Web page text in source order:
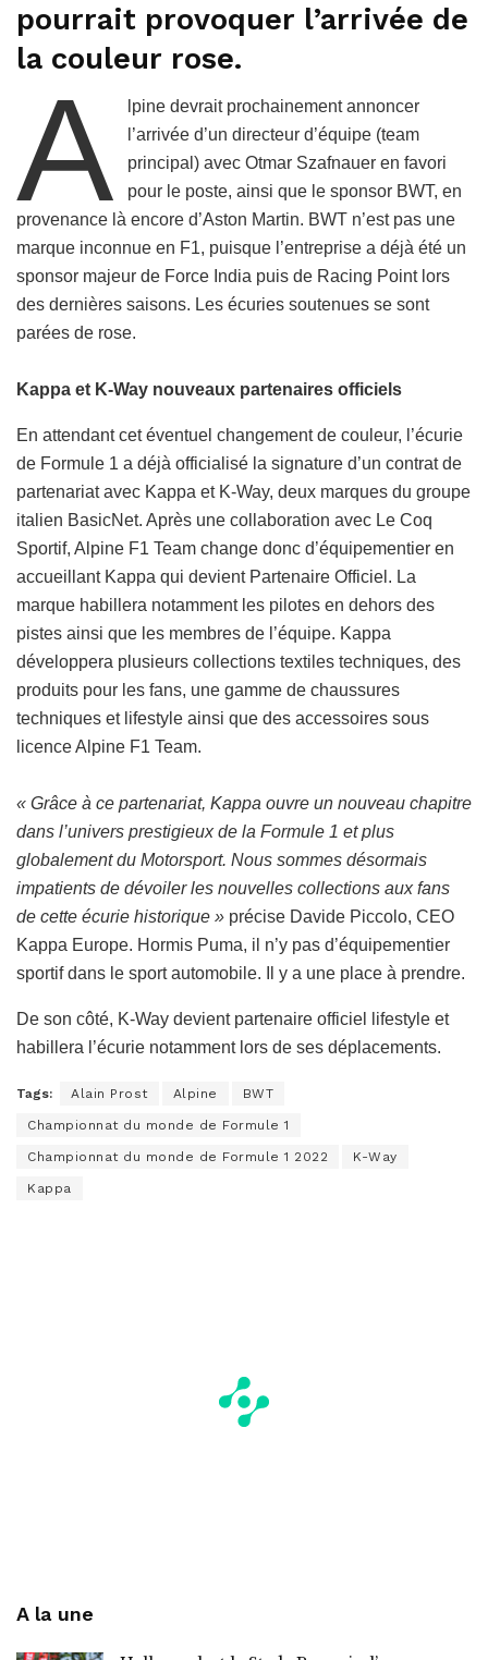
pourrait provoquer l’arrivée de
la couleur rose.
A
lpine devrait prochainement annoncer
l’arrivée d’un directeur d’équipe (team
principal) avec Otmar Szafnauer en favori
pour le poste, ainsi que le sponsor BWT, en
provenance là encore d’Aston Martin. BWT n’est pas une
marque inconnue en F1, puisque l’entreprise a déjà été un
sponsor majeur de Force India puis de Racing Point lors
des dernières saisons. Les écuries soutenues se sont
parées de rose.
Kappa et K-Way nouveaux partenaires officiels
En attendant cet éventuel changement de couleur, l’écurie
de Formule 1 a déjà officialisé la signature d’un contrat de
partenariat avec Kappa et K-Way, deux marques du groupe
italien BasicNet. Après une collaboration avec Le Coq
Sportif, Alpine F1 Team change donc d’équipementier en
accueillant Kappa qui devient Partenaire Officiel. La
marque habillera notamment les pilotes en dehors des
pistes ainsi que les membres de l’équipe. Kappa
développera plusieurs collections textiles techniques, des
produits pour les fans, une gamme de chaussures
techniques et lifestyle ainsi que des accessoires sous
licence Alpine F1 Team.
« Grâce à ce partenariat, Kappa ouvre un nouveau chapitre
dans l’univers prestigieux de la Formule 1 et plus
globalement du Motorsport. Nous sommes désormais
impatients de dévoiler les nouvelles collections aux fans
de cette écurie historique » précise Davide Piccolo, CEO
Kappa Europe. Hormis Puma, il n’y pas d’équipementier
sportif dans le sport automobile. Il y a une place à prendre.
De son côté, K-Way devient partenaire officiel lifestyle et
habillera l’écurie notamment lors de ses déplacements.
Tags: Alain Prost Alpine BWT
Championnat du monde de Formule 1
Championnat du monde de Formule 1 2022 K-Way
Kappa
A la une